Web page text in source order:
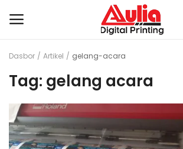
Barang
Menu utama
Kategori
Dasbor Artikel gelang-acara
Tag: gelang acara